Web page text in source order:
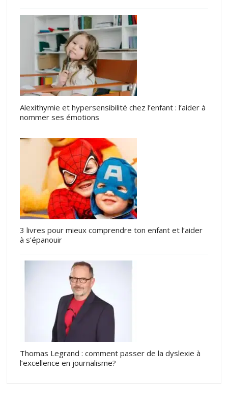
Alexithymie et hypersensibilité chez l’enfant : l’aider à
nommer ses émotions
3 livres pour mieux comprendre ton enfant et l’aider
à s’épanouir
Thomas Legrand : comment passer de la dyslexie à
l’excellence en journalisme?